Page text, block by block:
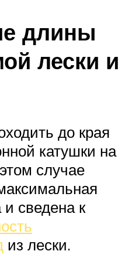
длины
лески и
до края
катушки на
случае
сведена к
из лески.